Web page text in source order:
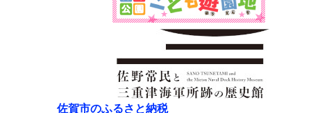
佐賀市のふるさと納税